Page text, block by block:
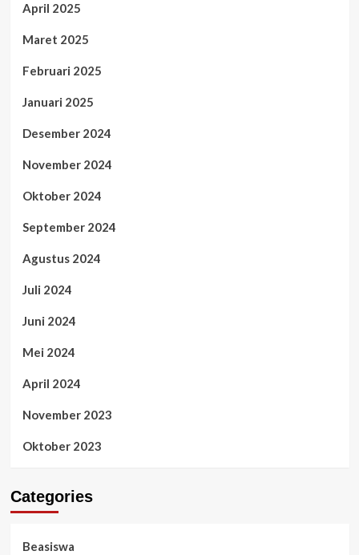
April 2025
Maret 2025
Februari 2025
Januari 2025
Desember 2024
November 2024
Oktober 2024
September 2024
Agustus 2024
Juli 2024
Juni 2024
Mei 2024
April 2024
November 2023
Oktober 2023
Categories
Beasiswa